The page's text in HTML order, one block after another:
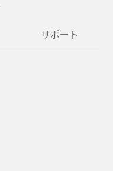
サポート